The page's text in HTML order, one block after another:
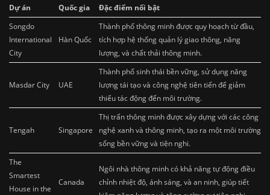
Dự án Quốc gia
Đặc điểm nổi bật
Songdo
International
City
Hàn Quốc
Thành phố thông minh được quy hoạch từ đầu,
tích hợp hệ thống quản lý giao thông, năng
lượng, và chất thải thông minh.
Masdar City UAE
Thành phố sinh thái bền vững, sử dụng năng
lượng tái tạo và công nghệ tiên tiến để giảm
thiểu tác động đến môi trường.
Tengah Singapore
Thị trấn thông minh được xây dựng với các công
nghệ xanh và thông minh, tạo ra một môi trường
sống bền vững và tiện nghi.
The
Smartest
House in the
Canada
Ngôi nhà thông minh có khả năng tự động điều
chỉnh nhiệt độ, ánh sáng, và an ninh, giúp tiết